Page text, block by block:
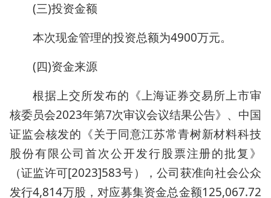
(三)投资金额
本次现金管理的投资总额为4900万元。
(四)资金来源
根据上交所发布的《上海证券交易所上市审
核委员会2023年第7次审议会议结果公告》、中国
证监会核发的《关于同意江苏常青树新材料科技
股份有限公司首次公开发行股票注册的批复》
（证监许可[2023]583号），公司获准向社会公众
发行4,814万股，对应募集资金总金额125,067.72